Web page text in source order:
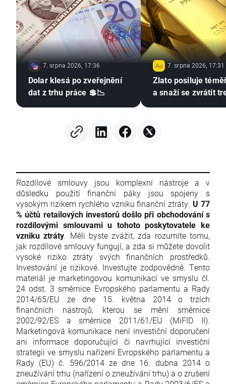
7. srpna 2026, 17:36
Dolar klesá po zveřejnění
dat z trhu práce 💲📉
7. srpna 2026, 17:31
Zlato posiluje
a snaží se zvrátit
Rozdílové smlouvy jsou komplexní nástroje a v
důsledku použití finanční páky jsou spojeny s
vysokým rizikem rychlého vzniku finanční ztráty. U 77
% účtů retailových investorů došlo při obchodování s
rozdílovými smlouvami u tohoto poskytovatele ke
vzniku ztráty. Měli byste zvážit, zda rozumíte tomu,
jak rozdílové smlouvy fungují, a zda si můžete dovolit
vysoké riziko ztráty svých finančních prostředků.
Investování je rizikové. Investujte zodpovědně. Tento
materiál je marketingovou komunikací ve smyslu čl.
24 odst. 3 směrnice Evropského parlamentu a Rady
2014/65/EU ze dne 15. května 2014 o trzích
finančních nástrojů, kterou se mění směrnice
2002/92/ES a směrnice 2011/61/EU (MiFID II).
Marketingová komunikace není investiční doporučení
ani informace doporučující či navrhující investiční
strategii ve smyslu nařízení Evropského parlamentu a
Rady (EU) č. 596/2014 ze dne 16. dubna 2014 o
zneužívání trhu (nařízení o zneužívání trhu) a o zrušení